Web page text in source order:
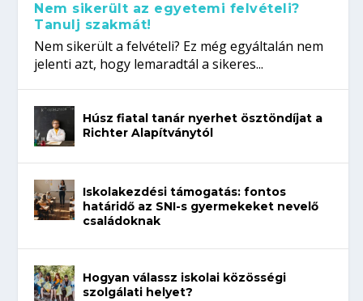
Nem sikerült az egyetemi felvételi?
Tanulj szakmát!
Nem sikerült a felvételi? Ez még egyáltalán nem
jelenti azt, hogy lemaradtál a sikeres...
Húsz fiatal tanár nyerhet ösztöndíjat a
Richter Alapítványtól
Iskolakezdési támogatás: fontos
határidő az SNI-s gyermekeket nevelő
családoknak
Hogyan válassz iskolai közösségi
szolgálati helyet?